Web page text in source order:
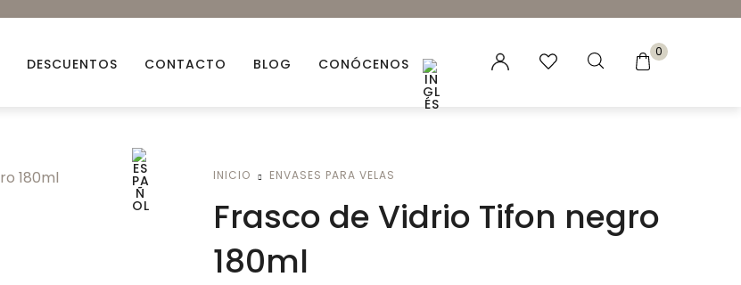
Aceites esenciales
Arcillas Naturales
Decoración para velas y jabones
Fragancias para Velas
DESCUENTOS CONTACTO BLOG CONÓCENOS
0
INICIO ENVASES PARA VELAS
Frasco de Vidrio Tifon negro
180ml